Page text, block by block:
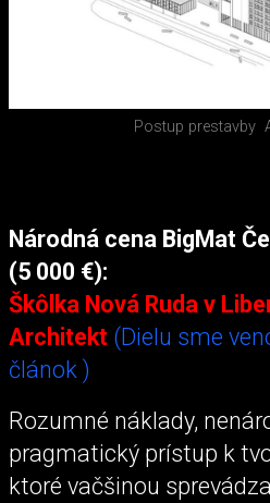
Postup prestavby
Národná cena BigMat
(5 000 €):
Škôlka Nová Ruda v
Architekt (Dielu sme
článok )
Rozumné náklady,
pragmatický prístup k
ktoré vačšinou